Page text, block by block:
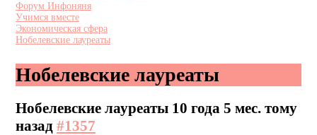
Форум Инфоняня
Учимся вместе
Экономическая сфера
Нобелевские лауреаты
Нобелевские лауреаты
Нобелевские лауреаты 10 года 5 мес. тому
назад #1357